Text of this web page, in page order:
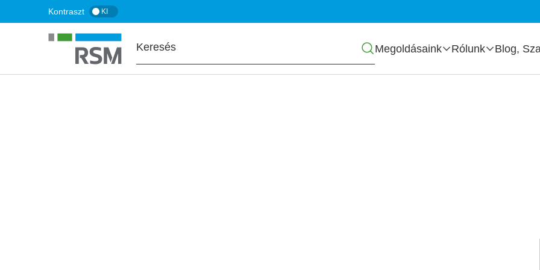
a
tartalomra
Kontraszt KI
Főmenü
Megoldásaink Rólunk Blog,